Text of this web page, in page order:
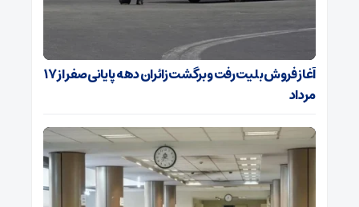
آغاز فروش بلیت رفت و برگشت زائران دهه پایانی صفر از ۱۷
مرداد